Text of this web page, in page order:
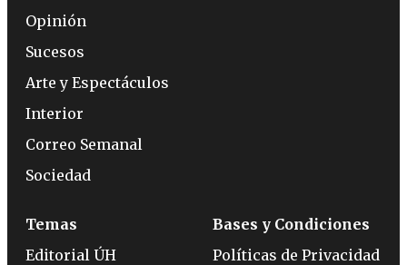
Opinión
Sucesos
Arte y Espectáculos
Interior
Correo Semanal
Sociedad
Temas
Editorial ÚH
Bases y Condiciones
Políticas de Privacidad